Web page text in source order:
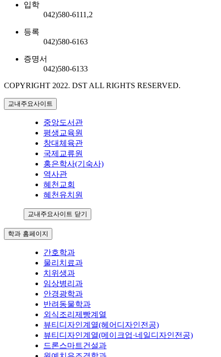
입학
042)580-6111,2
등록
042)580-6163
증명서
042)580-6133
COPYRIGHT 2022. DST ALL RIGHTS RESERVED.
교내주요사이트
중앙도서관
평생교육원
창대체육관
국제교류원
홍은학사(기숙사)
역사관
혜천교회
혜천유치원
교내주요사이트 닫기
학과 홈페이지
간호학과
물리치료과
치위생과
임상병리과
안경광학과
반려동물학과
외식조리제빵계열
뷰티디자인계열(헤어디자인전공)
뷰티디자인계열(메이크업·네일디자인전공)
드론스마트건설과